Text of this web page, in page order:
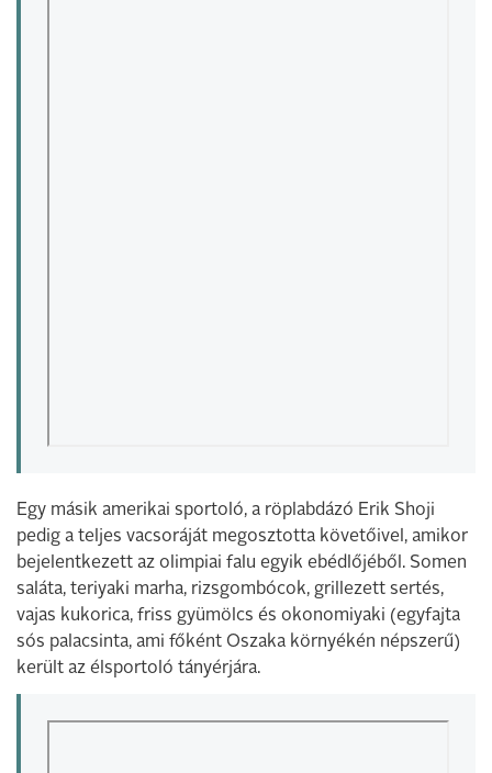
Egy másik amerikai sportoló, a röplabdázó Erik Shoji
pedig a teljes vacsoráját megosztotta követőivel, amikor
bejelentkezett az olimpiai falu egyik ebédlőjéből. Somen
saláta, teriyaki marha, rizsgombócok, grillezett sertés,
vajas kukorica, friss gyümölcs és okonomiyaki (egyfajta
sós palacsinta, ami főként Oszaka környékén népszerű)
került az élsportoló tányérjára.